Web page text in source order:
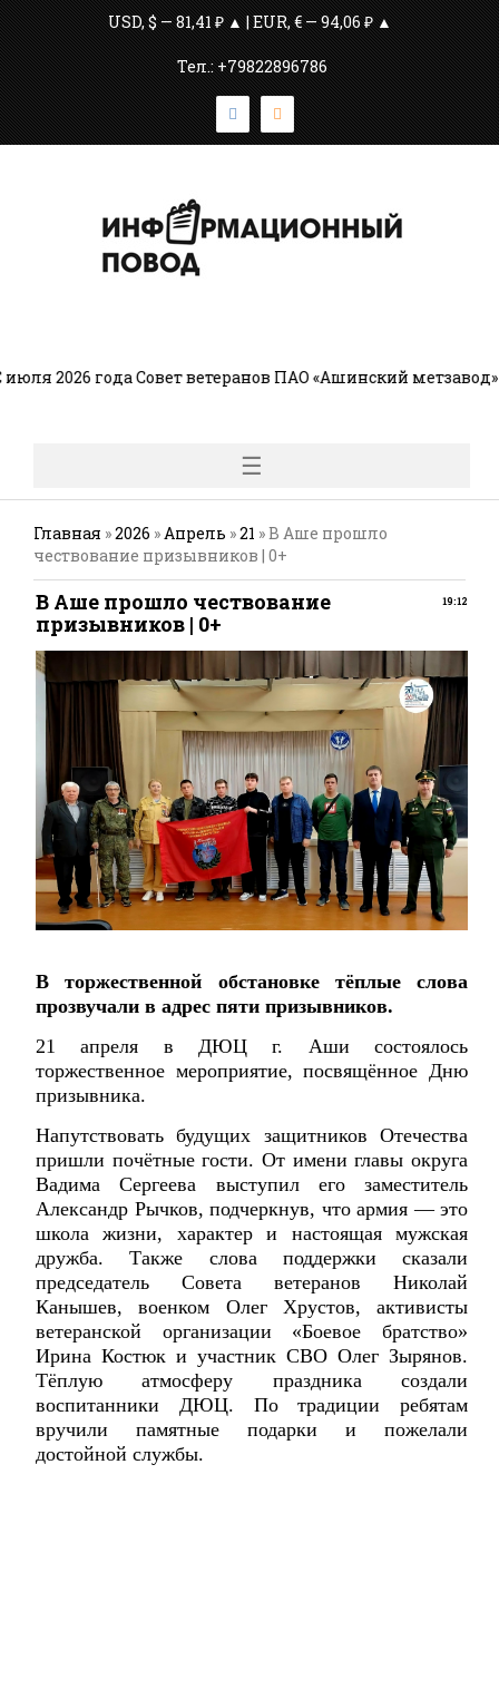
USD, $ — 81,41 ₽ ▲ | EUR, € — 94,06 ₽ ▲
Тел.: +79822896786
2026 года Совет ветеранов ПАО «Ашинский метзавод»
☰
Главная »2026 »Апрель »21 » В Аше прошло
чествование призывников | 0+
19:12
В Аше прошло чествование
призывников | 0+
В торжественной обстановке тёплые слова
прозвучали в адрес пяти призывников.
21 апреля в ДЮЦ г. Аши состоялось
торжественное мероприятие, посвящённое Дню
призывника.
Напутствовать будущих защитников Отечества
пришли почётные гости. От имени главы округа
Вадима Сергеева выступил его заместитель
Александр Рычков, подчеркнув, что армия — это
школа жизни, характер и настоящая мужская
дружба. Также слова поддержки сказали
председатель Совета ветеранов Николай
Канышев, военком Олег Хрустов, активисты
ветеранской организации «Боевое братство»
Ирина Костюк и участник СВО Олег Зырянов.
Тёплую атмосферу праздника создали
воспитанники ДЮЦ. По традиции ребятам
вручили памятные подарки и пожелали
достойной службы.